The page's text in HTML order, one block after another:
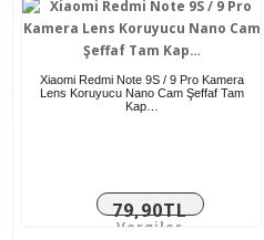
Xiaomi Redmi Note 9S / 9 Pro Kamera
Lens Koruyucu Nano Cam Şeffaf Tam
Kap…
79,90TL
Vergiler